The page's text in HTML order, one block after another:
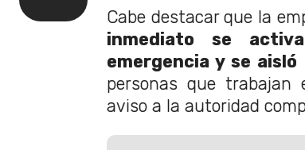
Cabe destacar que la
inmediato se
emergencia y se
personas que trabajan
aviso a la autoridad